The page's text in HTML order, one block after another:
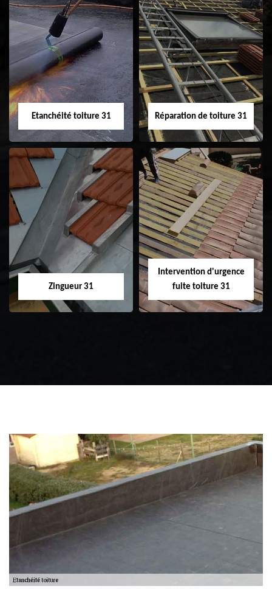
Peinture sur tuile
31
Nettoyage
demoussage de
toiture 31
Etanchéité toiture 31
Etanchéité toiture
31
Réparation de toiture 31
Réparation de
toiture 31
Zingueur 31
Intervention d'urgence
fuite toiture 31